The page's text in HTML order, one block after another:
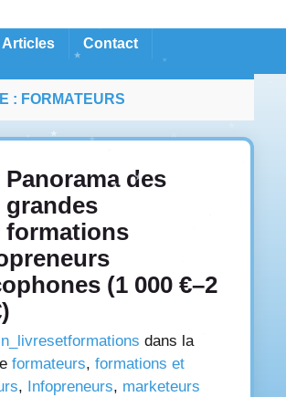
Articles Contact
: FORMATEURS
Panorama des
grandes
formations
(1 000 €–2
dans la
formateurs, formations et
, Infopreneurs, marketeurs